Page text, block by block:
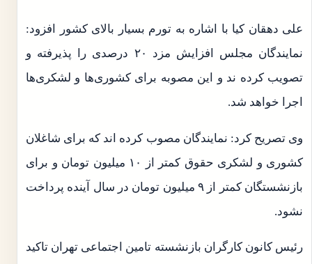
علی دهقان کیا با اشاره به تورم بسیار بالای کشور افزود:
نمایندگان مجلس افزایش مزد ۲۰ درصدی را پذیرفته و
تصویب کرده ند و این مصوبه برای کشوری‌ها و لشکری‌ها
اجرا خواهد شد.
وی تصریح کرد: نمایندگان مصوب کرده اند که برای شاغلان
کشوری و لشکری حقوق کمتر از ۱۰ میلیون تومان و برای
بازنشستگان کمتر از ۹ میلیون تومان در سال آینده پرداخت
نشود.
رئیس کانون کارگران بازنشسته تامین اجتماعی تهران تاکید